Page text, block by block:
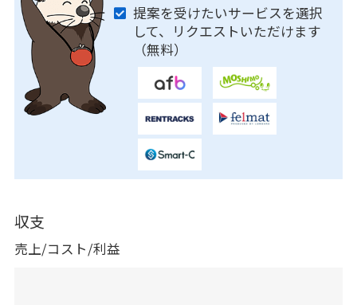
提案を受けたいサービスを選択
して、リクエストいただけます
（無料）
収支
売上/コスト/利益